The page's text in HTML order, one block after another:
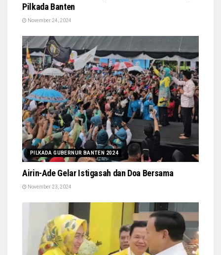
Pilkada Banten
November 24, 2024
PILKADA GUBERNUR BANTEN 2024
Airin-Ade Gelar Istigasah dan Doa Bersama
November 23, 2024